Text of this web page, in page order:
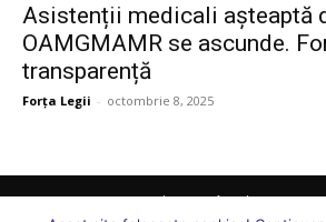
Asistenții medicali așteaptă
OAMGMAMR se ascunde.
transparență
Forța Legii - octombrie 8, 2025
Comunicate Juridic Ați întrebat, vă